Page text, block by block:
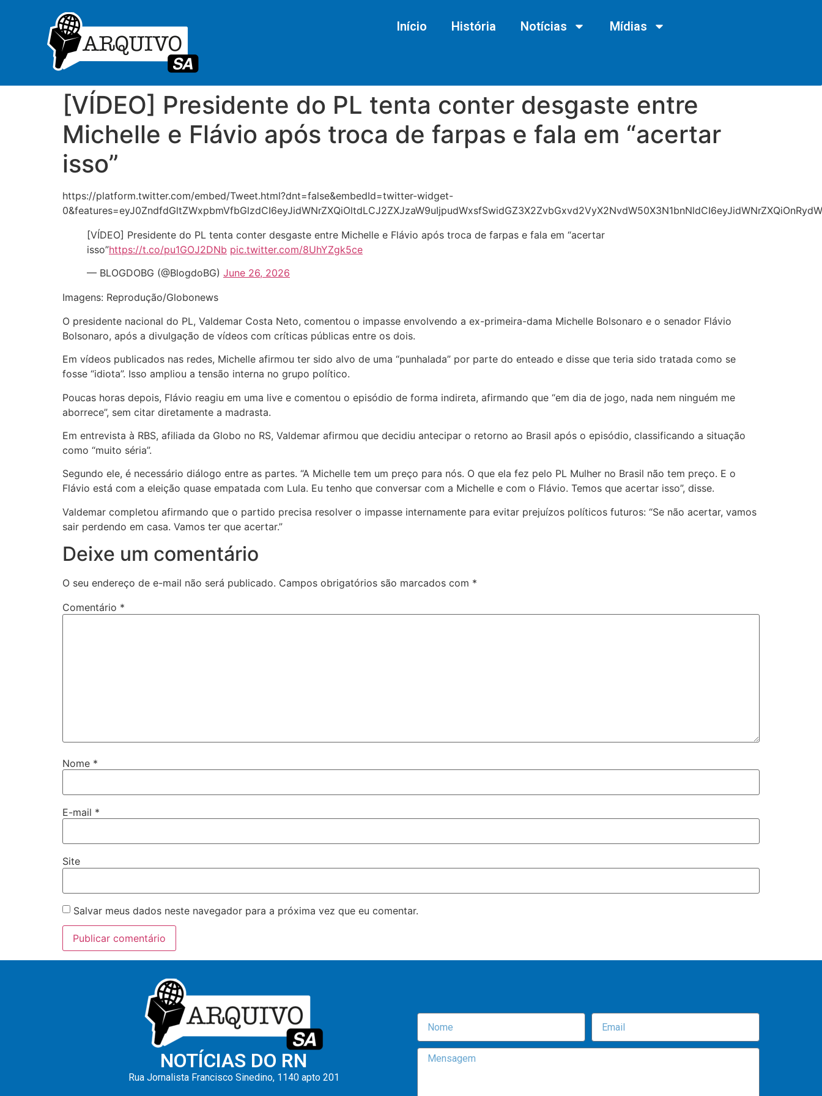
Início História Notícias Mídias
[VÍDEO] Presidente do PL tenta conter desgaste entre
Michelle e Flávio após troca de farpas e fala em “acertar
isso”
https://platform.twitter.com/embed/Tweet.html?dnt=false&embedId=twitter-widget-
[VÍDEO] Presidente do PL tenta conter desgaste entre Michelle e Flávio após troca de farpas e fala em “acertar
isso”https://t.co/pu1GOJ2DNb pic.twitter.com/8UhYZgk5ce
— BLOGDOBG (@BlogdoBG) June 26, 2026
Imagens: Reprodução/Globonews
O presidente nacional do PL, Valdemar Costa Neto, comentou o impasse envolvendo a ex-primeira-dama Michelle Bolsonaro e o senador Flávio
Bolsonaro, após a divulgação de vídeos com críticas públicas entre os dois.
Em vídeos publicados nas redes, Michelle afirmou ter sido alvo de uma “punhalada” por parte do enteado e disse que teria sido tratada como se
fosse “idiota”. Isso ampliou a tensão interna no grupo político.
Poucas horas depois, Flávio reagiu em uma live e comentou o episódio de forma indireta, afirmando que “em dia de jogo, nada nem ninguém me
aborrece”, sem citar diretamente a madrasta.
Em entrevista à RBS, afiliada da Globo no RS, Valdemar afirmou que decidiu antecipar o retorno ao Brasil após o episódio, classificando a situação
como “muito séria”.
Segundo ele, é necessário diálogo entre as partes. “A Michelle tem um preço para nós. O que ela fez pelo PL Mulher no Brasil não tem preço. E o
Flávio está com a eleição quase empatada com Lula. Eu tenho que conversar com a Michelle e com o Flávio. Temos que acertar isso”, disse.
Valdemar completou afirmando que o partido precisa resolver o impasse internamente para evitar prejuízos políticos futuros: “Se não acertar, vamos
sair perdendo em casa. Vamos ter que acertar.”
Deixe um comentário
O seu endereço de e-mail não será publicado. Campos obrigatórios são marcados com *
Comentário *
Nome *
E-mail *
Site
Salvar meus dados neste navegador para a próxima vez que eu comentar.
NOTÍCIAS DO RN
Rua Jornalista Francisco Sinedino, 1140 apto 201